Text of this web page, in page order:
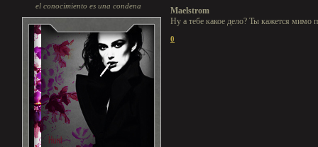
el conocimiento es una condena
Maelstrom
Ну а тебе какое дело? Ты кажется мимо
0